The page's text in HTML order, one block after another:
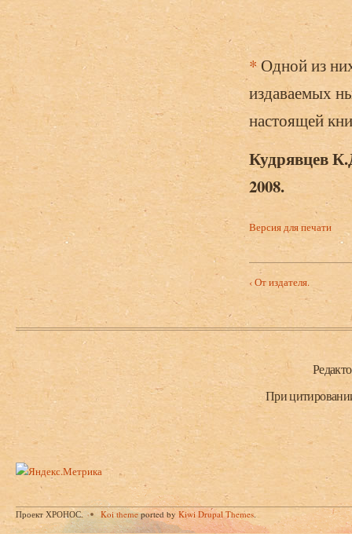
*Одной из
издаваемых
настоящей
Кудрявцев
2008.
Версия для печати
‹ От издателя.
Нижний колонтитул
При
Проект ХРОНОС. Koi themeported byKiwi Drupal Themes.